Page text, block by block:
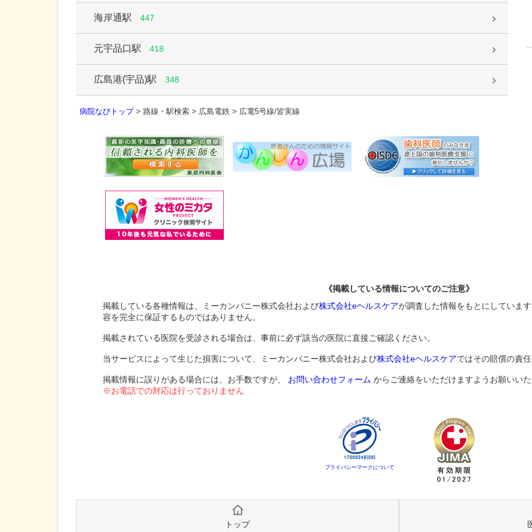
海岸通駅 447
元宇品口駅 418
広島港(宇品)駅 348
《掲載している情報についてのご注意》
掲載している各種情報は、ミーカンパニー株式会社および株式会社eヘルスケアが調査した情報をもとにしていま
容を完全に保証するものではありません。
掲載されている医院を受診される場合は、事前に必ず該当の医院に直接ご確認ください。
当サービスによって生じた損害について、ミーカンパニー株式会社および株式会社eヘルスケアではその賠償の責
掲載情報に誤りがある場合には、お手数ですが、 お問い合わせフォーム からご連絡をいただけますようお願いいた
※お電話での対応は行っておりません
病院なびトップ> 路線・駅検索 > 広島電鉄 > 広電5号線/皆実線
プライバシーマークについて
トップ